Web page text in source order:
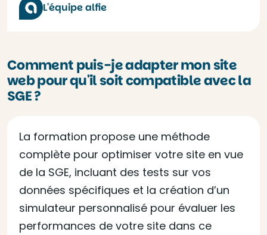
L'équipe alfie
Comment puis-je adapter mon site
web pour qu'il soit compatible avec la
SGE ?
La formation propose une méthode
complète pour optimiser votre site en vue
de la SGE, incluant des tests sur vos
données spécifiques et la création d’un
simulateur personnalisé pour évaluer les
performances de votre site dans ce